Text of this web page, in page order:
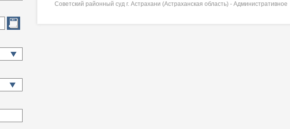
Советский районный суд г. Астрахани (Астраханская область) - Административное